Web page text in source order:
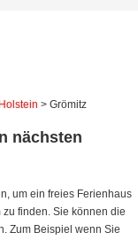
> Grömitz
nächsten
um ein freies Ferienhaus
finden. Sie können die
Zum Beispiel wenn Sie